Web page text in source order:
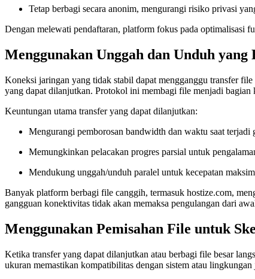
Tetap berbagi secara anonim, mengurangi risiko privasi
Dengan melewati pendaftaran, platform fokus pada optimalisasi
Menggunakan Unggah dan Unduh
Koneksi jaringan yang tidak stabil dapat mengganggu transfer
yang dapat dilanjutkan. Protokol ini membagi file menjadi bagian
Keuntungan utama transfer yang dapat dilanjutkan:
Mengurangi pemborosan bandwidth dan waktu saat terjadi
Memungkinkan pelacakan progres parsial untuk
Mendukung unggah/unduh paralel untuk kecepatan
Banyak platform berbagi file canggih, termasuk hostize.com,
gangguan konektivitas tidak akan memaksa pengulangan dari
Menggunakan Pemisahan File untuk
Ketika transfer yang dapat dilanjutkan atau berbagi file besar
ukuran memastikan kompatibilitas dengan sistem atau lingkungan